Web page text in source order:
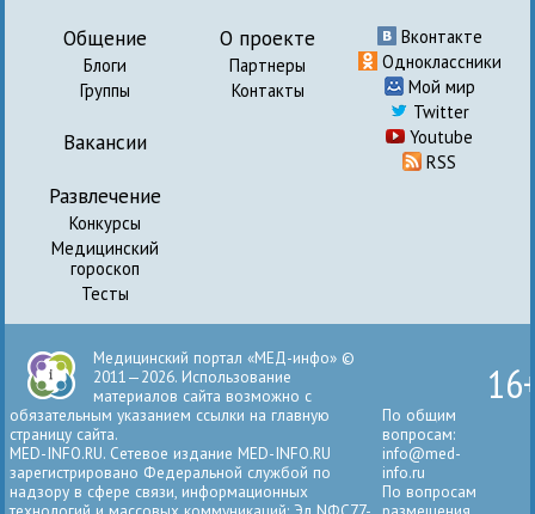
Общение
Блоги
Группы
Вакансии
Развлечение
Конкурсы
Медицинский
гороскоп
Тесты
О проекте
Партнеры
Контакты
Вконтакте
Одноклассники
Мой мир
Twitter
Youtube
RSS
Медицинский портал «МЕД-инфо» ©
2011—2026. Использование
материалов сайта возможно с
обязательным указанием ссылки на главную
страницу сайта.
MED-INFO.RU. Сетевое издание MED-INFO.RU
зарегистрировано Федеральной службой по
надзору в сфере связи, информационных
По общим
вопросам:
info@med-
info.ru
По вопросам